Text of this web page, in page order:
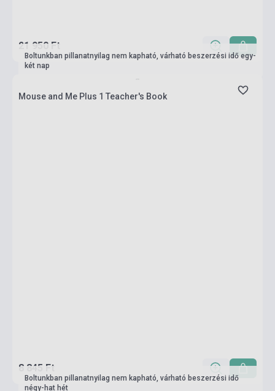
21 950 Ft
Boltunkban pillanatnyilag nem kapható, várható beszerzési idő egy-
két nap
Mouse and Me Plus 1 Teacher's Book
8 845 Ft
Boltunkban pillanatnyilag nem kapható, várható beszerzési idő
négy-hat hét